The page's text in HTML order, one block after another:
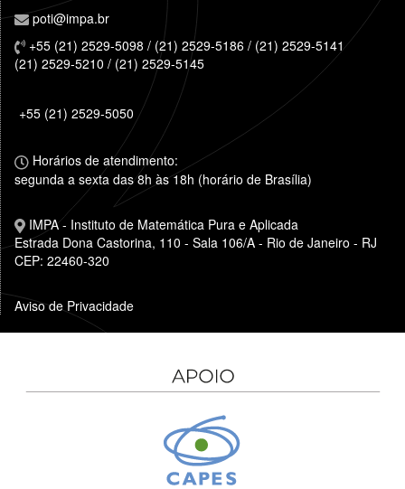
poti@impa.br
+55 (21) 2529-5098 / (21) 2529-5186 / (21) 2529-5141
(21) 2529-5210 / (21) 2529-5145
+55 (21) 2529-5050
Horários de atendimento:
segunda a sexta das 8h às 18h (horário de Brasília)
IMPA - Instituto de Matemática Pura e Aplicada
Estrada Dona Castorina, 110 - Sala 106/A - Rio de Janeiro - RJ
CEP: 22460-320
Aviso de Privacidade